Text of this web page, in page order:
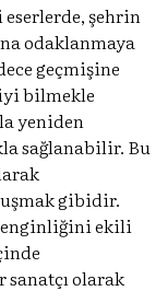
şehrin
odaklanmaya
geçmişine
bilmekle
yeniden
sağlanabilir. Bu
gibidir.
ekili
sanatçı olarak